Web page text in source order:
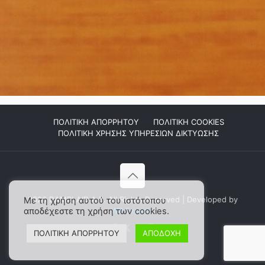
ΠΟΛΙΤΙΚΗ ΑΠΟΡΡΗΤΟΥ
ΠΟΛΙΤΙΚΗ COOKIES
ΠΟΛΙΤΙΚΗ ΧΡΗΣΗΣ ΥΠΗΡΕΣΙΩΝ ΔΙΚΤΥΩΣΗΣ
2026 DAMPLAID Α.Ε. All Rights Reserved | Developed by
WP Experts
Με τη χρήση αυτού του ιστότοπου
αποδέχεστε τη χρήση των cookies.
ΠΟΛΙΤΙΚΗ ΑΠΟΡΡΗΤΟΥ ΑΠΟΔΟΧΗ